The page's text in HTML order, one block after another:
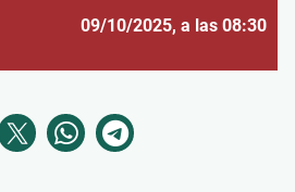
09/10/2025, a las 08:30